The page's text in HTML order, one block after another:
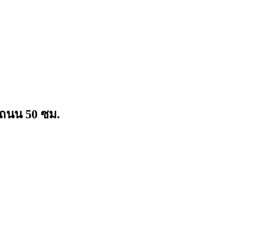
นน 50 ซม.